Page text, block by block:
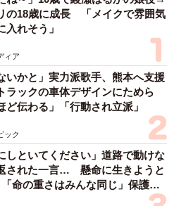
ぎくんはおっとりとした性格
さや小悪魔要素を持つ猫に成
異形成症」とも向き合っ
軟骨異常によって折れ耳にな
に腫れる「骨軟骨形成症」と
いものです。
の18歳に成長 「メイクで雰囲気
入れそう」
ィア
いかと」実力派歌手、熊本へ支援
ックの車体デザインにためら
伝わる」「行動され立派」
ック
しといてください」道路で動けな
された一言… 懸命に生きようと
命の重さはみんな同じ」保護団